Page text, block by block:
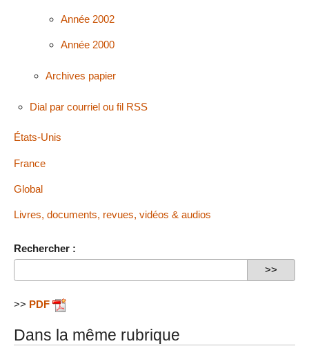
Année 2002
Année 2000
Archives papier
Dial par courriel ou fil RSS
États-Unis
France
Global
Livres, documents, revues, vidéos & audios
Rechercher :
>> PDF
Dans la même rubrique